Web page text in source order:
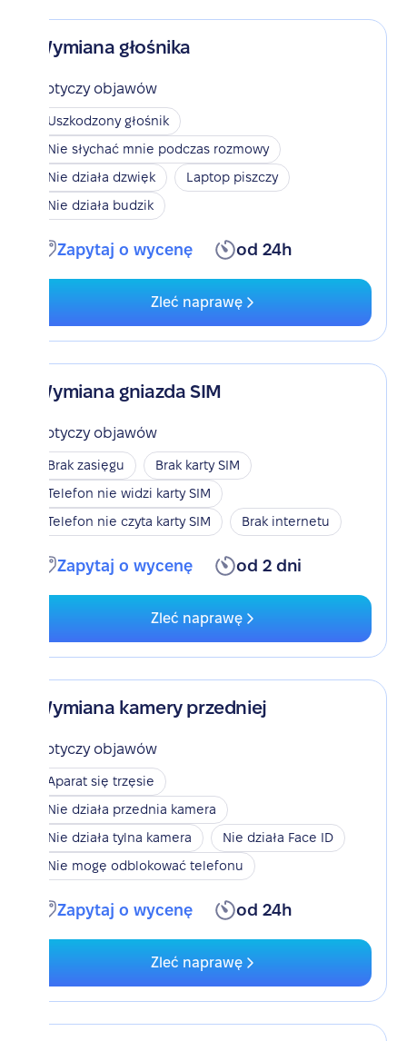
Wymiana głośnika
Dotyczy objawów
Uszkodzony głośnik
Nie słychać mnie podczas rozmowy
Nie działa dzwięk
Laptop piszczy
Nie działa budzik
Zapytaj o wycenę od 24h
Zleć naprawę
Wymiana gniazda SIM
Dotyczy objawów
Brak zasięgu
Brak karty SIM
Telefon nie widzi karty SIM
Telefon nie czyta karty SIM
Brak internetu
Zapytaj o wycenę od 2 dni
Zleć naprawę
Wymiana kamery przedniej
Dotyczy objawów
Aparat się trzęsie
Nie działa przednia kamera
Nie działa tylna kamera
Nie działa Face ID
Nie mogę odblokować telefonu
Zapytaj o wycenę od 24h
Zleć naprawę